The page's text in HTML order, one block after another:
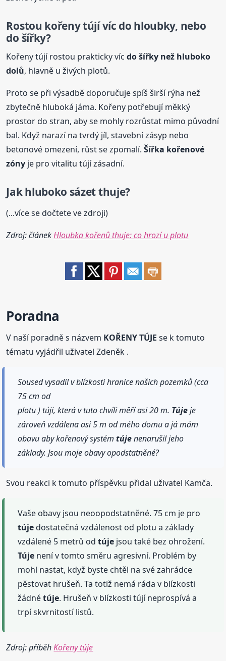
Rostou kořeny tújí víc do hloubky, nebo
do šířky?
Kořeny tújí rostou prakticky vícdo šířky než hluboko
dolů, hlavně u živých plotů.
Proto se při výsadbě doporučuje spíš širší rýha než
zbytečně hluboká jáma. Kořeny potřebují měkký
prostor do stran, aby se mohly rozrůstat mimo původní
bal. Když narazí na tvrdý jíl, stavební zásyp nebo
betonové omezení, růst se zpomalí.Šířka kořenové
zóny je pro vitalitu tújí zásadní.
Jak hluboko sázet thuje?
(...více se dočtete ve zdroji)
Zdroj: článekHloubka kořenů thuje: co hrozí u plotu
Poradna
V naší poradně s názvem KOŘENY TÚJE se k tomuto
tématu vyjádřil uživatel Zdeněk .
Soused vysadil v blízkosti hranice našich pozemků (cca
75 cm od
plotu ) túji, která v tuto chvíli měří asi 20 m. Tújeje
zároveň vzdálena asi 5 m od mého domu a já mám
obavu aby kořenový systémtújenenarušil jeho
základy. Jsou moje obavy opodstatněné?
Svou reakci k tomuto příspěvku přidal uživatel Kamča.
Vaše obavy jsou neoopodstatněné. 75 cm je pro
tújedostatečná vzdálenost od plotu a základy
vzdálené 5 metrů odtúje jsou také bez ohrožení.
Túje není v tomto směru agresivní. Problém by
mohl nastat, když byste chtěl na své zahrádce
pěstovat hrušeň. Ta totiž nemá ráda v blízkosti
žádnétúje. Hrušeň v blízkosti tújí neprospívá a
trpí skvrnitostí listů.
Zdroj: příběhKořeny túje